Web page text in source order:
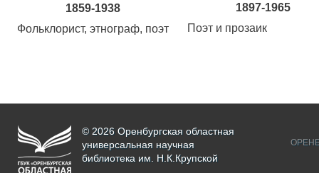
1859-1938
Фольклорист, этнограф, поэт
1897-1965
Поэт и прозаик
© 2026 Оренбургская областная
универсальная научная
библиотека им. Н.К.Крупской